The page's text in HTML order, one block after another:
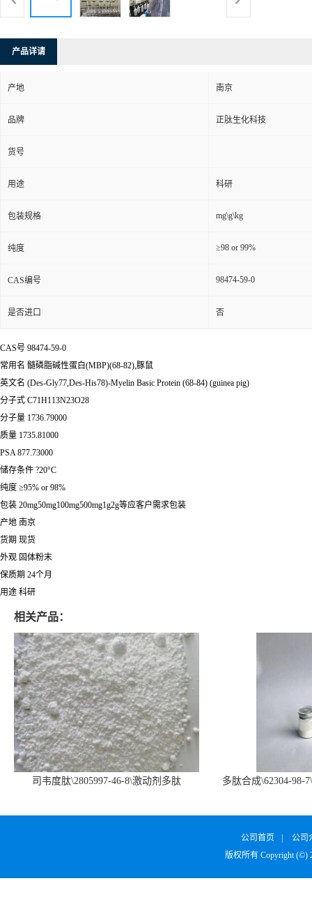
产品详请
产地 南京
品牌 正肽生化科技
货号
用途 科研
包装规格 mg\g\kg
纯度 ≥98 or 99%
CAS编号 98474-59-0
是否进口 否
CAS号 98474-59-0
常用名 髓磷脂碱性蛋白(MBP)(68-82),豚鼠
英文名 (Des-Gly77,Des-His78)-Myelin Basic Protein (68-84) (guinea pig)
分子式 C71H113N23O28
分子量 1736.79000
质量 1735.81000
PSA 877.73000
储存条件 ?20°C
纯度 ≥95% or 98%
包装 20mg50mg100mg500mg1g2g等应客户需求包装
产地 南京
货期 现货
外观 固体粉末
保质期 24个月
用途 科研
相关产品：
司韦度肽\2805997-46-8\激动剂多肽
多肽合成\62304-98-
公司首页
公司
版权所有 Copyright (©)